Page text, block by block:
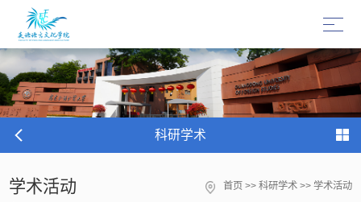
科研学术
学术活动 首页 >> 科研学术>> 学术活动